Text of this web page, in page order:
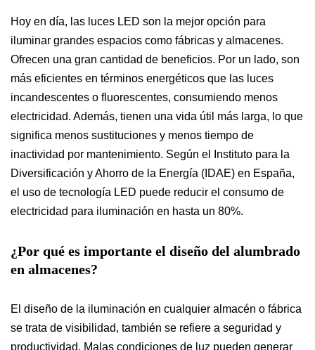
Hoy en día, las luces LED son la mejor opción para
iluminar grandes espacios como fábricas y almacenes.
Ofrecen una gran cantidad de beneficios. Por un lado, son
más eficientes en términos energéticos que las luces
incandescentes o fluorescentes, consumiendo menos
electricidad. Además, tienen una vida útil más larga, lo que
significa menos sustituciones y menos tiempo de
inactividad por mantenimiento. Según el Instituto para la
Diversificación y Ahorro de la Energía (IDAE) en España,
el uso de tecnología LED puede reducir el consumo de
electricidad para iluminación en hasta un 80%.
¿Por qué es importante el diseño del alumbrado
en almacenes?
El diseño de la iluminación en cualquier almacén o fábrica
se trata de visibilidad, también se refiere a seguridad y
productividad. Malas condiciones de luz pueden generar